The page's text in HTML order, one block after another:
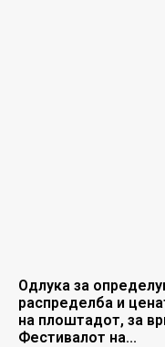
Одлука за
распределба и
на плоштадот, за
Фестивалот на...